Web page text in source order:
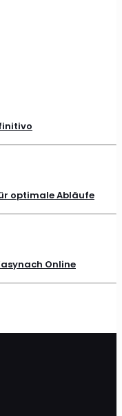
optimale Abläufe
Online